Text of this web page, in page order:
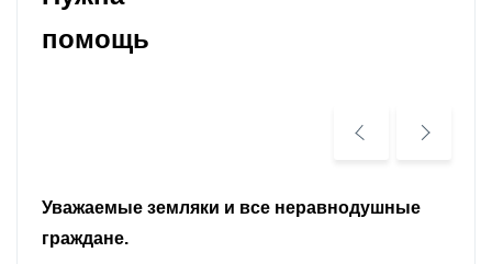
помощь
Уважаемые земляки и все неравнодушные
граждане.